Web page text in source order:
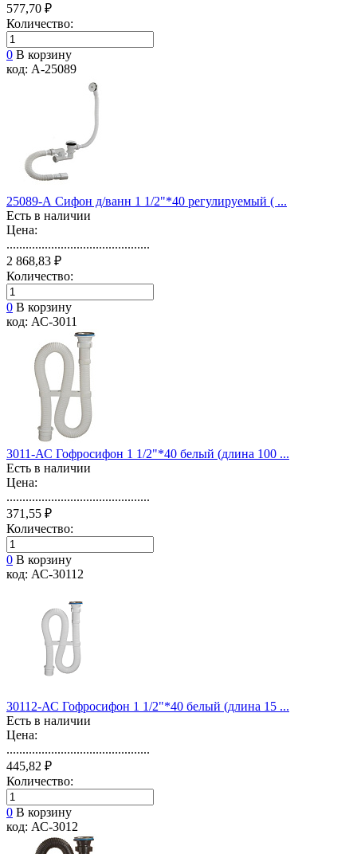
577,70 ₽
Количество:
0 В корзину
код: А-25089
25089-А Сифон д/ванн 1 1/2"*40 регулируемый ( ...
Есть в наличии
Цена:
.............................................
2 868,83 ₽
Количество:
0 В корзину
код: АС-3011
3011-АС Гофросифон 1 1/2"*40 белый (длина 100 ...
Есть в наличии
Цена:
.............................................
371,55 ₽
Количество:
0 В корзину
код: АС-30112
30112-АС Гофросифон 1 1/2"*40 белый (длина 15 ...
Есть в наличии
Цена:
.............................................
445,82 ₽
Количество:
0 В корзину
код: АС-3012